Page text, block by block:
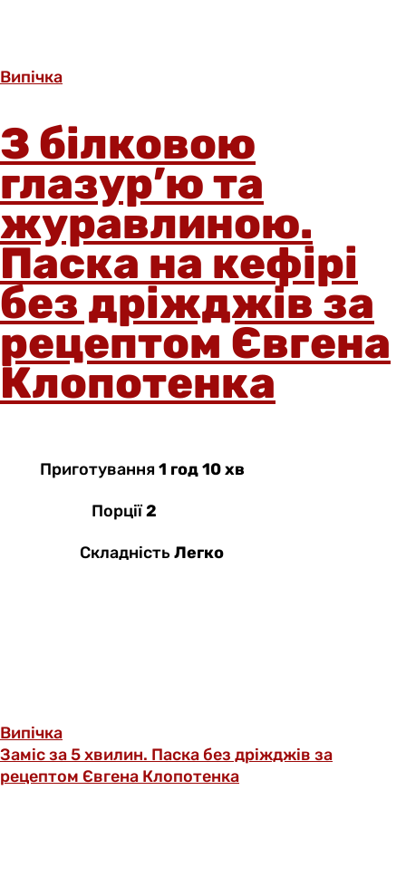
Випічка
З білковою
глазур’ю та
журавлиною.
Паска на кефірі
без дріжджів за
рецептом Євгена
Клопотенка
Приготування1 год 10 хв
Порції2
Складність Легко
Випічка
Заміс за 5 хвилин. Паска без дріжджів за
рецептом Євгена Клопотенка